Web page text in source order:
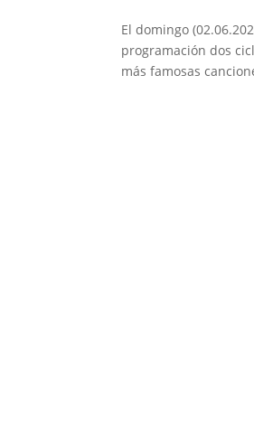
El domingo
programación dos
más famosas